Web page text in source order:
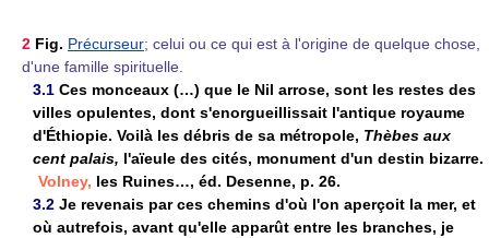
2 Fig. Précurseur; celui ou ce qui est à l'origine de quelque chose,
d'une famille spirituelle.
3.1 Ces monceaux (…) que le Nil arrose, sont les restes des
villes opulentes, dont s'enorgueillissait l'antique royaume
d'Éthiopie. Voilà les débris de sa métropole, Thèbes aux
cent palais, l'aïeule des cités, monument d'un destin bizarre.
Volney, les Ruines…, éd. Desenne, p. 26.
3.2 Je revenais par ces chemins d'où l'on aperçoit la mer, et
où autrefois, avant qu'elle apparût entre les branches, je